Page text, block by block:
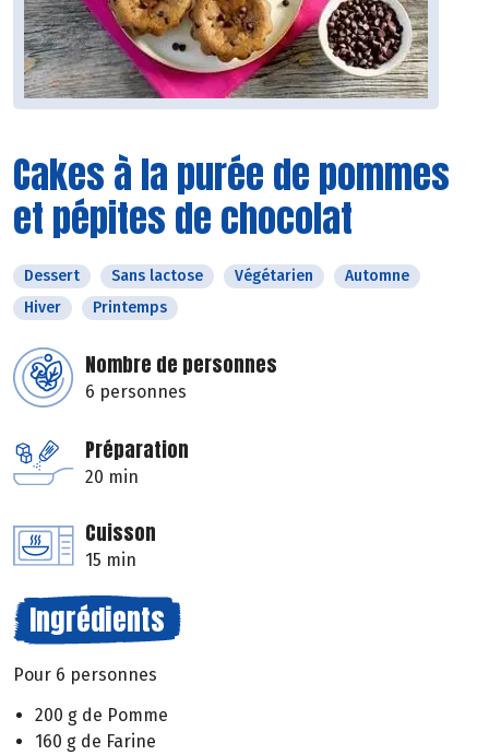
Cakes à la purée de pommes
et pépites de chocolat
Dessert Sans lactose Végétarien
Automne
Hiver
Printemps
Nombre de personnes
6 personnes
Préparation
20 min
Cuisson
15 min
Ingrédients
Pour 6 personnes
200 g de Pomme
160 g de Farine